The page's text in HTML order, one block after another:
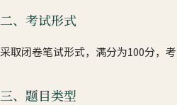
二、考试形式
采取闭卷笔试形式，满分为100分，考
三、题目类型